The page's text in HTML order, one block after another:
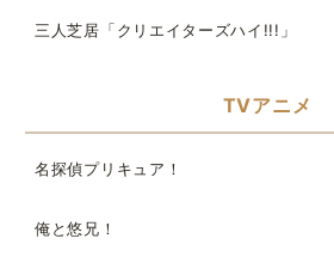
三人芝居「クリエイターズハイ!!!」
TVアニメ
名探偵プリキュア！
俺と悠兄！